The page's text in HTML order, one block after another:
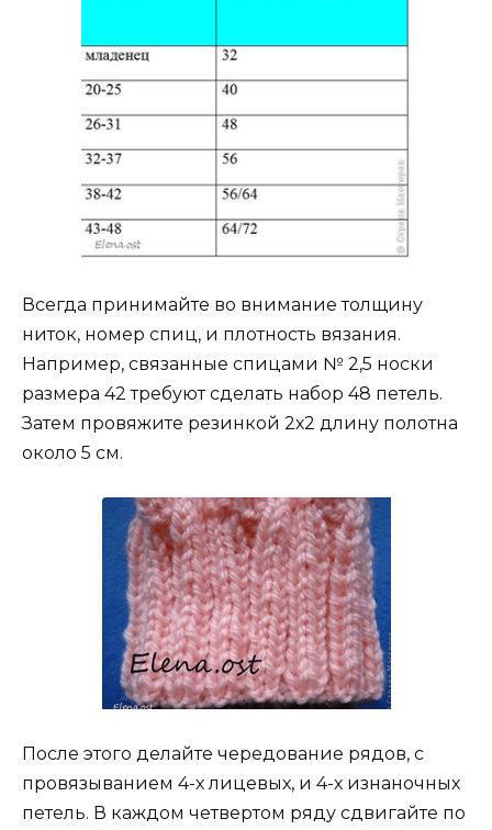
Всегда принимайте во внимание толщину
ниток, номер спиц, и плотность вязания.
Например, связанные спицами № 2,5 носки
размера 42 требуют сделать набор 48 петель.
Затем провяжите резинкой 2х2 длину полотна
около 5 см.
После этого делайте чередование рядов, с
провязыванием 4-х лицевых, и 4-х изнаночных
петель. В каждом четвертом ряду сдвигайте по